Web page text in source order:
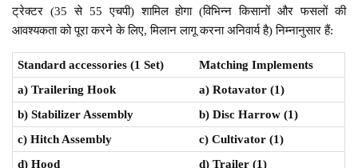
ट्रेक्टर (35 से 55 एचपी) शामिल होगा (विभिन्न किसानों और फसलों की
आवश्यकता को पूरा करने के लिए, मिलान लागू करना अनिवार्य है) निम्नानुसार हैं:
Standard accessories (1 Set)
Matching Implements
a) Trailering Hook
a) Rotavator (1)
b) Stabilizer Assembly
b) Disc Harrow (1)
c) Hitch Assembly
c) Cultivator (1)
d) Hood
d) Trailer (1)